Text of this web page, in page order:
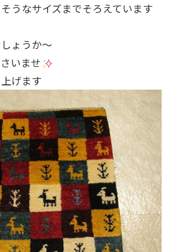
うなサイズまでそろえています
ょうか～
いませ
げます